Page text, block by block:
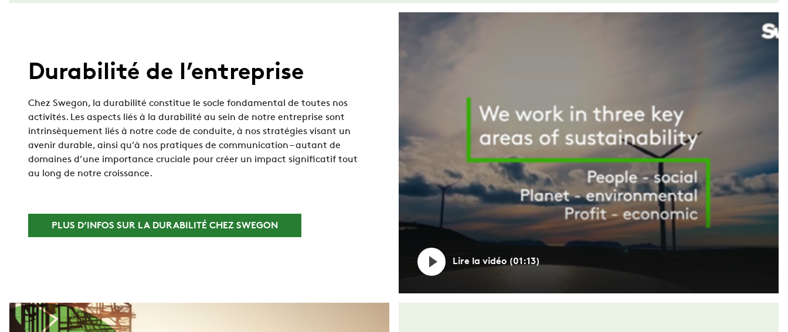
Durabilité de l’entreprise
Chez Swegon, la durabilité constitue le socle fondamental de toutes nos
activités. Les aspects liés à la durabilité au sein de notre entreprise sont
intrinsèquement liés à notre code de conduite, à nos stratégies visant un
avenir durable, ainsi qu’à nos pratiques de communication – autant de
domaines d’une importance cruciale pour créer un impact significatif tout
au long de notre croissance.
PLUS D’INFOS SUR LA DURABILITÉ CHEZ SWEGON
Lire la vidéo (01:13)